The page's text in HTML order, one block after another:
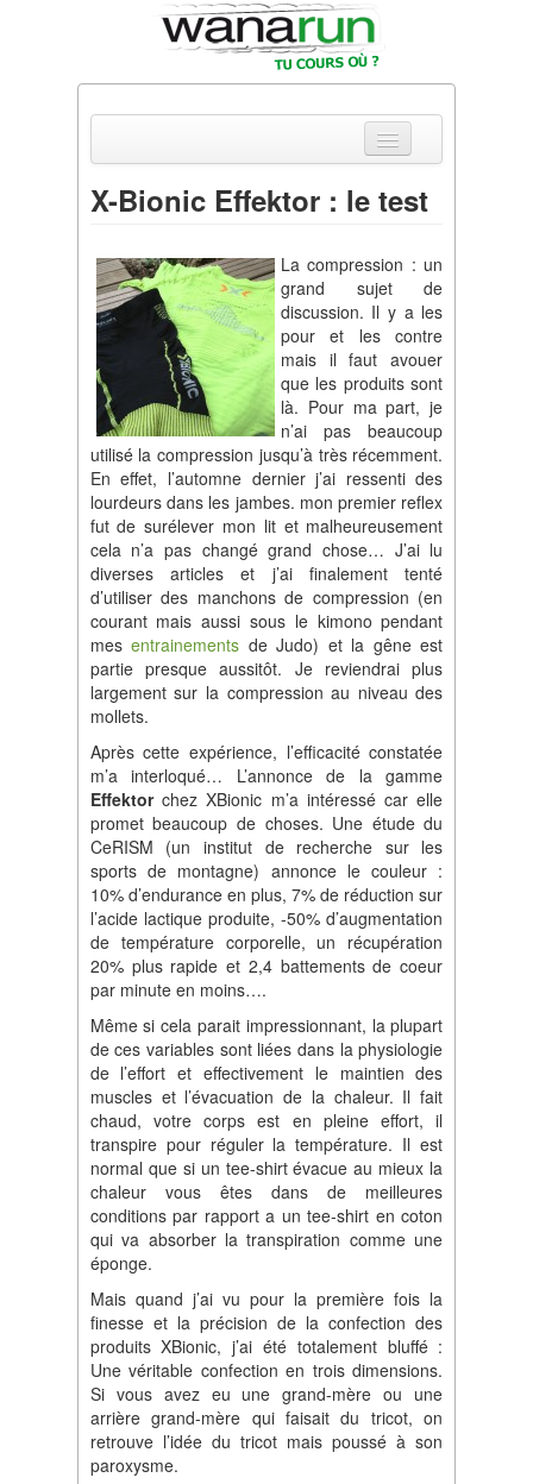
Equipements & Tests
Parcours & Courses
Outils & Réseaux
X-Bionic Effektor : le test
La compression : un
grand sujet de
discussion. Il y a les
pour et les contre
mais il faut avouer
que les produits sont
là. Pour ma part, je
n’ai pas beaucoup
utilisé la compression jusqu’à très récemment.
En effet, l’automne dernier j’ai ressenti des
lourdeurs dans les jambes. mon premier reflex
fut de surélever mon lit et malheureusement
cela n’a pas changé grand chose… J’ai lu
diverses articles et j’ai finalement tenté
d’utiliser des manchons de compression (en
courant mais aussi sous le kimono pendant
mesentrainements de Judo) et la gêne est
partie presque aussitôt. Je reviendrai plus
largement sur la compression au niveau des
mollets.
Après cette expérience, l’efficacité constatée
m’a interloqué… L’annonce de la gamme
Effektorchez XBionic m’a intéressé car elle
promet beaucoup de choses. Une étude du
CeRISM (un institut de recherche sur les
sports de montagne) annonce le couleur :
10% d’endurance en plus, 7% de réduction sur
l’acide lactique produite, -50% d’augmentation
de température corporelle, un récupération
20% plus rapide et 2,4 battements de coeur
par minute en moins….
Même si cela parait impressionnant, la plupart
de ces variables sont liées dans la physiologie
de l’effort et effectivement le maintien des
muscles et l’évacuation de la chaleur. Il fait
chaud, votre corps est en pleine effort, il
transpire pour réguler la température. Il est
normal que si un tee-shirt évacue au mieux la
chaleur vous êtes dans de meilleures
conditions par rapport a un tee-shirt en coton
qui va absorber la transpiration comme une
éponge.
Mais quand j’ai vu pour la première fois la
finesse et la précision de la confection des
produits XBionic, j’ai été totalement bluffé :
Une véritable confection en trois dimensions.
Si vous avez eu une grand-mère ou une
arrière grand-mère qui faisait du tricot, on
retrouve l’idée du tricot mais poussé à son
paroxysme.